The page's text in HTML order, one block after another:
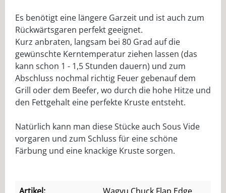
Es benötigt eine längere Garzeit und ist auch zum
Rückwärtsgaren perfekt geeignet.
Kurz anbraten, langsam bei 80 Grad auf die
gewünschte Kerntemperatur ziehen lassen (das
kann schon 1 - 1,5 Stunden dauern) und zum
Abschluss nochmal richtig Feuer gebenauf dem
Grill oder dem Beefer, wo durch die hohe Hitze und
den Fettgehalt eine perfekte Kruste entsteht.
Natürlich kann man diese Stücke auch Sous Vide
vorgaren und zum Schluss für eine schöne
Färbung und eine knackige Kruste sorgen.